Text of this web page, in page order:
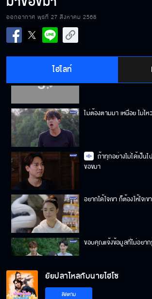
ออกอากาศ พุธที่ 27 สิงหาคม 2568
ไฮไลท์ ก็มาดูกันว่า ใครมันจะเหลื
ไม่ต้องตามมา เหนื่อย ไม่ไห
ถ้าทุกอย่างไม่ได้เป็น
ขอขมา
อยากได้ใจเขา ก็ต้องให้ใจเ
ขอบคุณแจ้งข้อมูลที่ไม่อยาก
ปกครองชาวบ้านด้วยความ
ยัยปลาไหลกับนายไฮโซ
ติดตาม